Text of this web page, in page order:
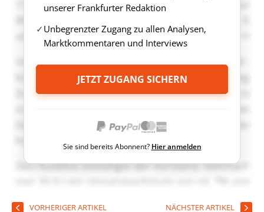
unserer Frankfurter Redaktion
Unbegrenzter Zugang zu allen Analysen,
Marktkommentaren und Interviews
JETZT ZUGANG SICHERN
Sie sind bereits Abonnent? Hier anmelden
VORHERIGER ARTIKEL NÄCHSTER ARTIKEL